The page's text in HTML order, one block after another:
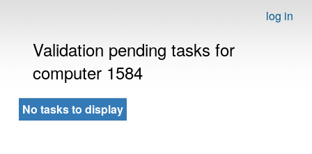
log in
Validation pending tasks for
computer 1584
No tasks to display